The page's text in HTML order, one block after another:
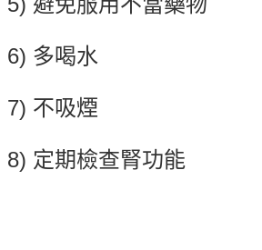
6) 多喝水
7) 不吸煙
8) 定期檢查腎功能